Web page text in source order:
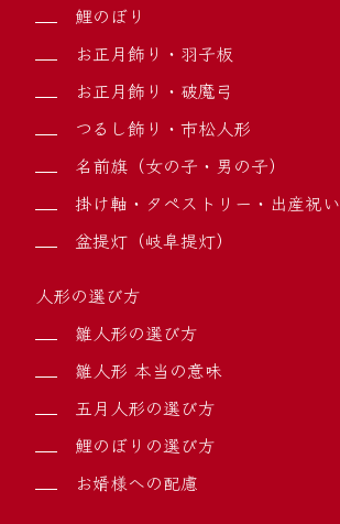
鯉のぼり
お正月飾り・羽子板
お正月飾り・破魔弓
つるし飾り・市松人形
名前旗（女の子・男の子）
掛け軸・タペストリー・出産祝い
盆提灯（岐阜提灯）
人形の選び方
雛人形の選び方
雛人形 本当の意味
五月人形の選び方
鯉のぼりの選び方
お婿様への配慮